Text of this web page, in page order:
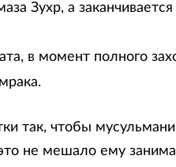
Зухр, а
в момент полного
так, чтобы
не мешало ему